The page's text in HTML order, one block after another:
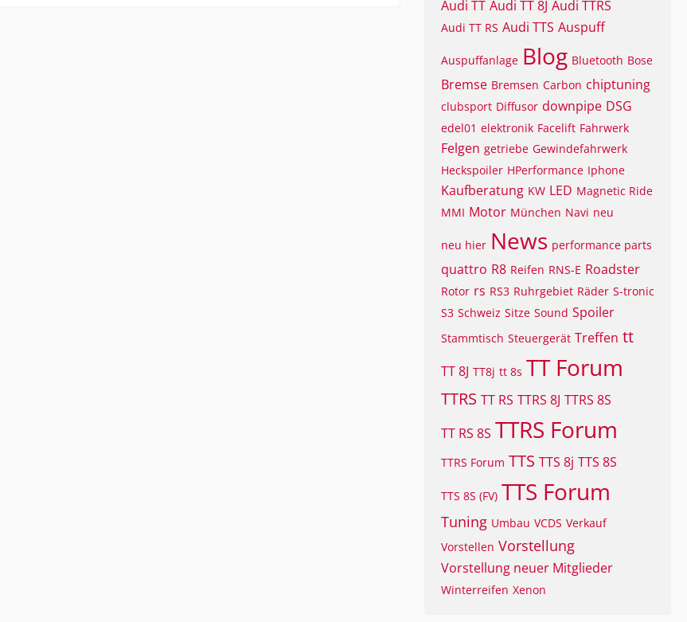
Audi TT Audi TT 8J Audi TTRS
Audi TT RS Audi TTS Auspuff
Auspuffanlage Blog Bluetooth Bose
Bremse Bremsen Carbon chiptuning
clubsport Diffusor downpipe DSG
edel01 elektronik Facelift Fahrwerk
Felgen getriebe Gewindefahrwerk
Heckspoiler HPerformance Iphone
Kaufberatung KW LED Magnetic Ride
MMI Motor München Navi neu
neu hier News performance parts
quattro R8 Reifen RNS-E Roadster
Rotor rs RS3 Ruhrgebiet Räder S-tronic
S3 Schweiz Sitze Sound Spoiler
Stammtisch Steuergerät Treffen tt
TT 8J TT8j tt 8s TT Forum
TTRS TT RS TTRS 8J TTRS 8S
TT RS 8S TTRS Forum
TTRS Forum TTS TTS 8j TTS 8S
TTS 8S (FV) TTS Forum
Tuning Umbau VCDS Verkauf
Vorstellen Vorstellung
Vorstellung neuer Mitglieder
Winterreifen Xenon